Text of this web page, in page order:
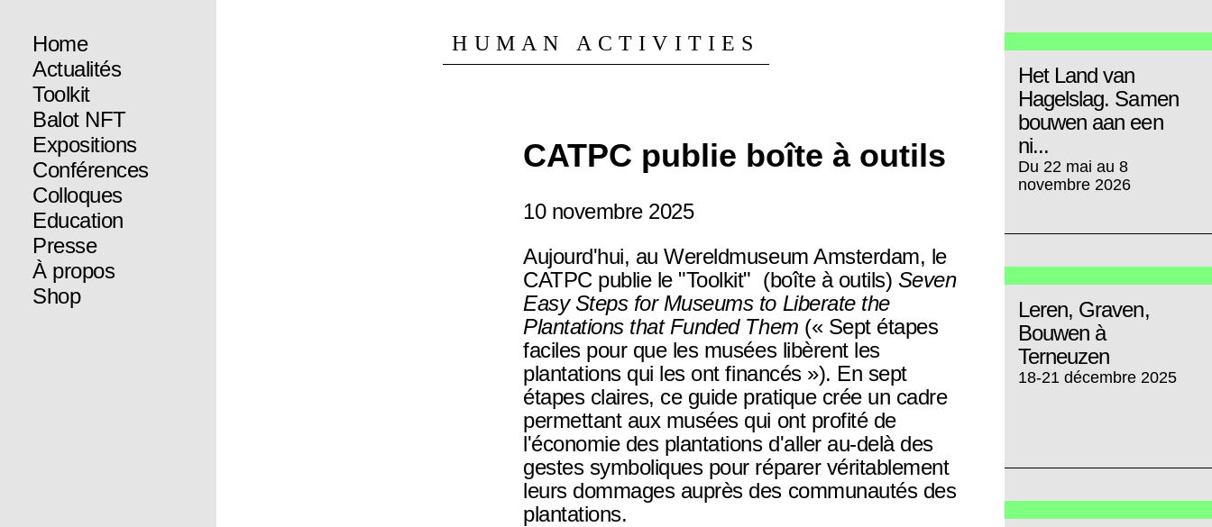
HUMAN ACTIVITIES
Home
Actualités
Toolkit
Balot NFT
Expositions
Conférences
Colloques
Education
Presse
À propos
Shop
CATPC publie boîte à outils
10 novembre 2025
Aujourd'hui, au Wereldmuseum Amsterdam, le
CATPC publie le "Toolkit" (boîte à outils) Seven
Easy Steps for Museums to Liberate the
Plantations that Funded Them (« Sept étapes
faciles pour que les musées libèrent les
plantations qui les ont financés »). En sept
étapes claires, ce guide pratique crée un cadre
permettant aux musées qui ont profité de
l'économie des plantations d'aller au-delà des
gestes symboliques pour réparer véritablement
leurs dommages auprès des communautés des
plantations.
Het Land van
Hagelslag. Samen
bouwen aan een
ni...
Du 22 mai au 8
novembre 2026
Leren, Graven,
Bouwen à
Terneuzen
18-21 décembre 2025